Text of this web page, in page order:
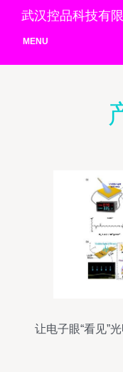
武汉控品科技有
MENU
让电子眼“看见”